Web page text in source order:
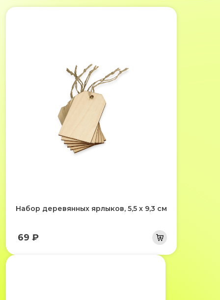
Набор деревянных ярлыков, 5,5 х 9,3 см
69 ₽